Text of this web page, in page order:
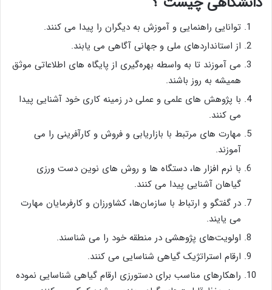
توانایی راهنمایی و آموزش به دیگران را پیدا می کنند.
از استانداردهای ملی و جهانی آگاهی می یابند.
می آموزند تا به واسطه بهره‌گیری از پایگاه‌ های اطلاعاتی موثق
همیشه به روز باشند.
با پژوهش ‌های علمی و عملی در زمینه کاری خود آشنایی پیدا
می کنند.
مهارت ‌های مرتبط با بازاریابی و فروش و کارآفرینی را می
آموزند.
با نرم ‌افزار ها، دستگاه ‌ها و روش ‌های نوین دست ورزی
گیاهان آشنایی پیدا می کنند.
در گفتگو و ارتباط با سازمان‌ها، کشاورزان و کارفرمایان مهارت
می یایند.
اولویت‌های پژوهشی در منطقه خود را می شناسند.
ارقام استراتژیک گیاهی شناسایی می کنند.
راهکارهای مناسب برای دستورزی ارقام گیاهی شناسایی نموده